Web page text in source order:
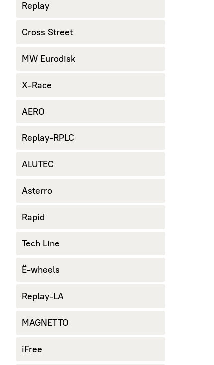
Replay
Cross Street
MW Eurodisk
X-Race
AERO
Replay-RPLC
ALUTEC
Asterro
Rapid
Tech Line
Ё-wheels
Replay-LA
MAGNETTO
iFree